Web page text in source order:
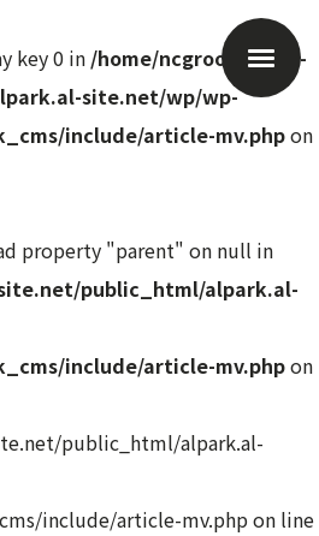
key 0 in /home/ncgrooming/al-
site.net/wp/wp-
include/article-mv.phpon
property "parent" on null in
public_html/alpark.al-
include/article-mv.phpon
public_html/alpark.al-
include/article-mv.php on line